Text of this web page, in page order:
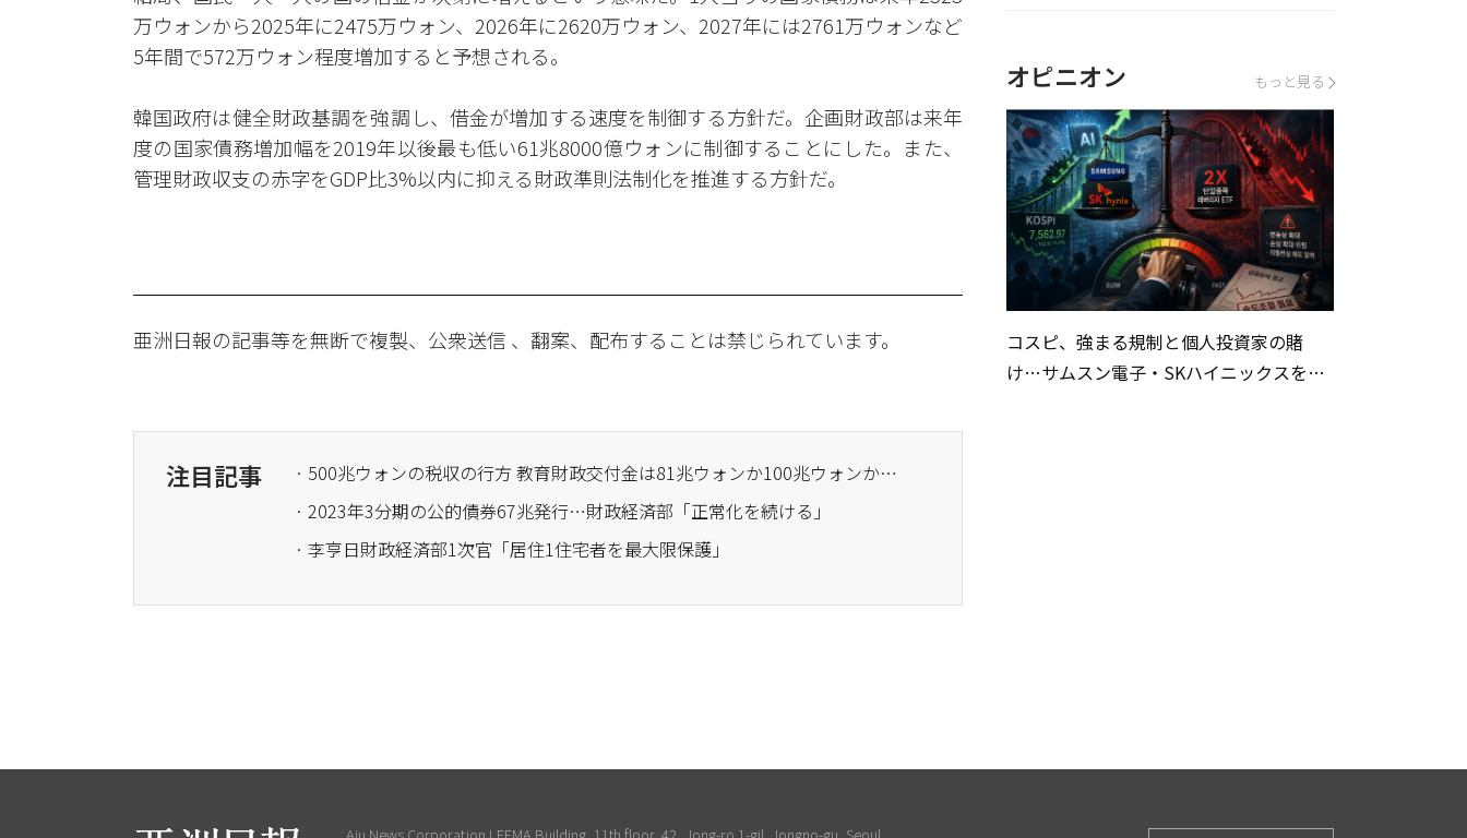
万ウォンから2025年に2475万ウォン、2026年に2620万ウォン、2027年には2761万ウォンなど
5年間で572万ウォン程度増加すると予想される。
韓国政府は健全財政基調を強調し、借金が増加する速度を制御する方針だ。企画財政部は来年
度の国家債務増加幅を2019年以後最も低い61兆8000億ウォンに制御することにした。また、
管理財政収支の赤字をGDP比3%以内に抑える財政準則法制化を推進する方針だ。
亜洲日報の記事等を無断で複製、公衆送信 、翻案、配布することは禁じられています。
注目記事
· 500兆ウォンの税収の行方 教育財政交付金は81兆ウォンか100兆ウォンか…運用の不備を巡る議論の中で算定方式が焦点に
· 2023年3分期の公的債券67兆発行…財政経済部「正常化を続ける」
· 李亨日財政経済部1次官「居住1住宅者を最大限保護」
オピニオン もっと見る
コスピ、強まる規制と個人投資家の賭
け…サムスン電子・SKハイニックスを巡